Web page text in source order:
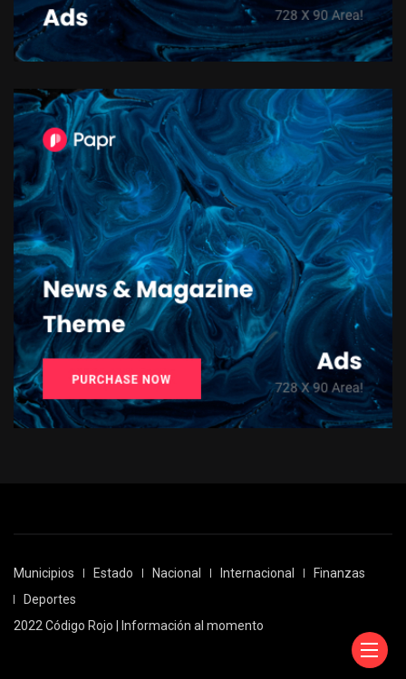
Municipios Estado Nacional Internacional
Finanzas
Deportes
2022 Código Rojo | Información al momento